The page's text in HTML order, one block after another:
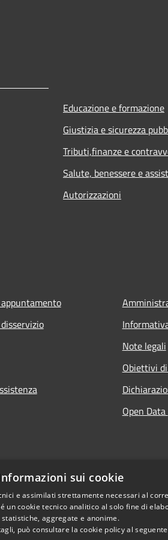
Educazione e formazione
Giustizia e sicurezza
Tributi,finanze e
Salute, benessere e
Autorizzazioni
Note legali
Obiettivi
Open Data
sui cookie
e assimilati strettamente necessari al
un cookie tecnico analitico al solo fine di
statistiche, aggregate e anonime.
può consultare la cookie policy al seguente